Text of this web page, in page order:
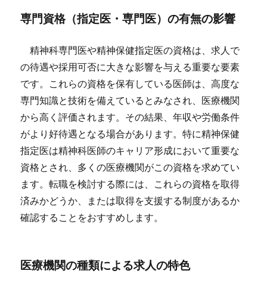
専門資格（指定医・専門医）の有無の影響
精神科専門医や精神保健指定医の資格は、求人で
の待遇や採用可否に大きな影響を与える重要な要素
です。これらの資格を保有している医師は、高度な
専門知識と技術を備えているとみなされ、医療機関
から高く評価されます。その結果、年収や労働条件
がより好待遇となる場合があります。特に精神保健
指定医は精神科医師のキャリア形成において重要な
資格とされ、多くの医療機関がこの資格を求めてい
ます。転職を検討する際には、これらの資格を取得
済みかどうか、または取得を支援する制度があるか
確認することをおすすめします。
医療機関の種類による求人の特色